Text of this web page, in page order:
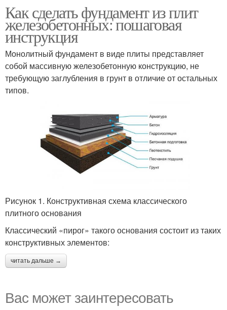
Как сделать фундамент из плит
железобетонных: пошаговая
инструкция
Монолитный фундамент в виде плиты представляет
собой массивную железобетонную конструкцию, не
требующую заглубления в грунт в отличие от остальных
типов.
Рисунок 1. Конструктивная схема классического
плитного основания
Классический «пирог» такого основания состоит из таких
конструктивных элементов:
читать дальше →
Вас может заинтересовать